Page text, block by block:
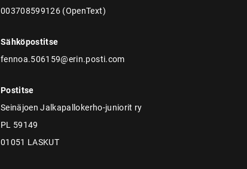
003708599126 (OpenText)
Sähköpostitse
fennoa.506159@erin.posti.com
Postitse
Seinäjoen Jalkapallokerho-juniorit ry
PL 59149
01051 LASKUT